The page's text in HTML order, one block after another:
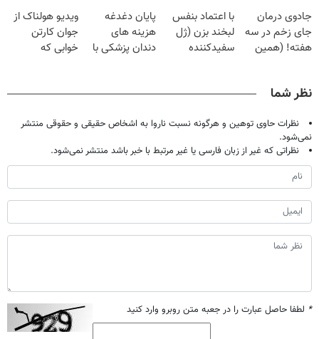
میلیون تومان!!!
فقط ۲۵ میلیون
درمانش کرد؟؟؟؟
جادوی درمان
جای زخم در سه
هفته! (همین
با اعتماد بنفس
لبخند بزن (ژل
سفیدکننده
پایان دغدغه
هزینه های
دندان پزشکی با
ویدیو هولناک از
جوان کارتن
خوابی که
نظر شما
نظرات حاوی توهین و هرگونه نسبت ناروا به اشخاص حقیقی و حقوقی منتشر
نمی‌شود.
نظراتی که غیر از زبان فارسی یا غیر مرتبط با خبر باشد منتشر نمی‌شود.
* لطفا حاصل عبارت را در جعبه متن روبرو وارد کنید